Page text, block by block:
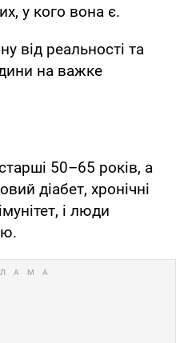
у кого вона є.
від реальності та
на важке
50–65 років, а
діабет, хронічні
і люди